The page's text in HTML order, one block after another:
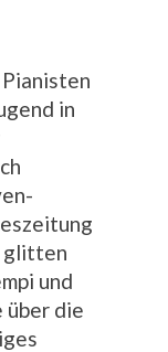
in
glitten
und
über die